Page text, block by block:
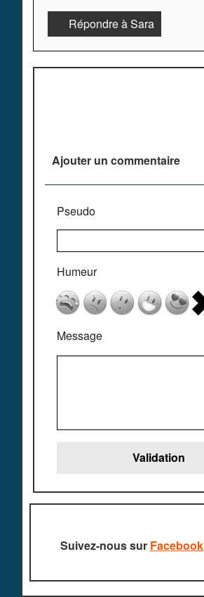
Répondre à Sara
Ajouter un commentaire
Pseudo
Humeur
Message
Suivez-nous sur Facebook